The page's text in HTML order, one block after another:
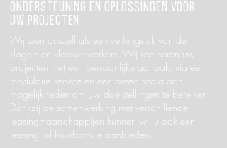
Ondersteuning en oplossingen voor
uw projecten
Wij zien onszelf als een verlengstuk van de
slagers en vleesverwerkers. Wij realiseren uw
projecten met een persoonlijke aanpak, via een
modulaire service en een breed scala aan
mogelijkheden om uw doelstellingen te bereiken.
Dankzij de samenwerking met verschillende
leasingmaatschappijen kunnen wij u ook een
leasing- of huurformule aanbieden.